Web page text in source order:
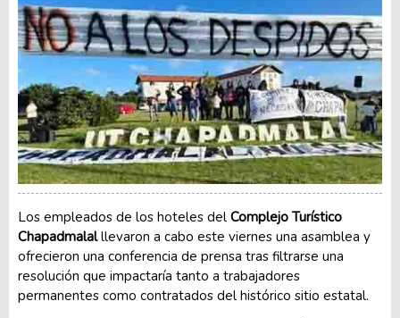
Los empleados de los hoteles del Complejo Turístico
Chapadmalalllevaron a cabo este viernes una asamblea y
ofrecieron una conferencia de prensa tras filtrarse una
resolución que impactaría tanto a trabajadores
permanentes como contratados del histórico sitio estatal.